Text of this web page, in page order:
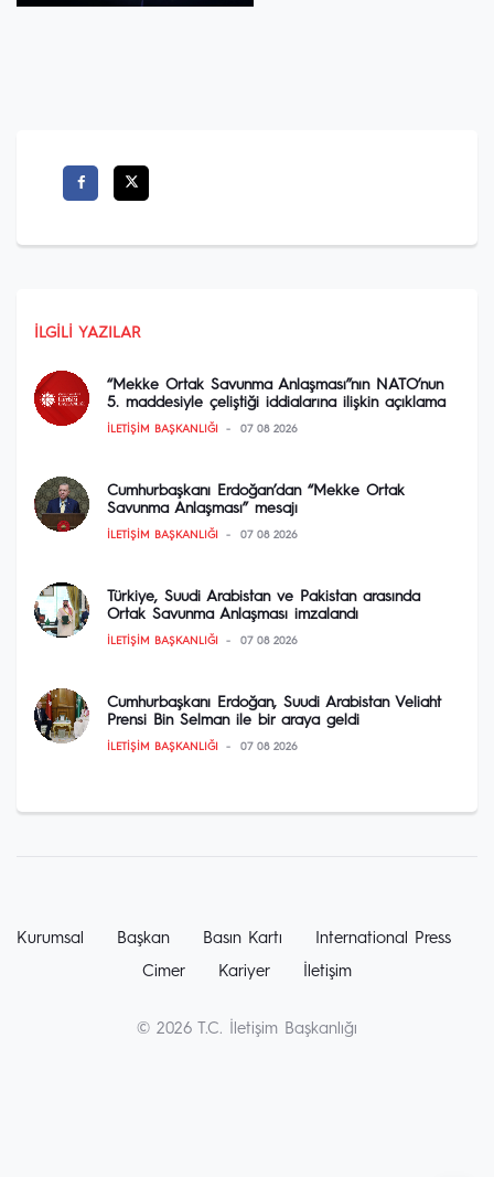
İLGILI YAZILAR
“Mekke Ortak Savunma Anlaşması”nın NATO’nun
5. maddesiyle çeliştiği iddialarına ilişkin açıklama
İLETIŞIM BAŞKANLIĞI 07 08 2026
Cumhurbaşkanı Erdoğan’dan “Mekke Ortak
Savunma Anlaşması” mesajı
İLETIŞIM BAŞKANLIĞI 07 08 2026
Türkiye, Suudi Arabistan ve Pakistan arasında
Ortak Savunma Anlaşması imzalandı
İLETIŞIM BAŞKANLIĞI 07 08 2026
Cumhurbaşkanı Erdoğan, Suudi Arabistan Veliaht
Prensi Bin Selman ile bir araya geldi
İLETIŞIM BAŞKANLIĞI 07 08 2026
Kurumsal Başkan Basın Kartı
International Press
Cimer
Kariyer İletişim
© 2026 T.C. İletişim Başkanlığı